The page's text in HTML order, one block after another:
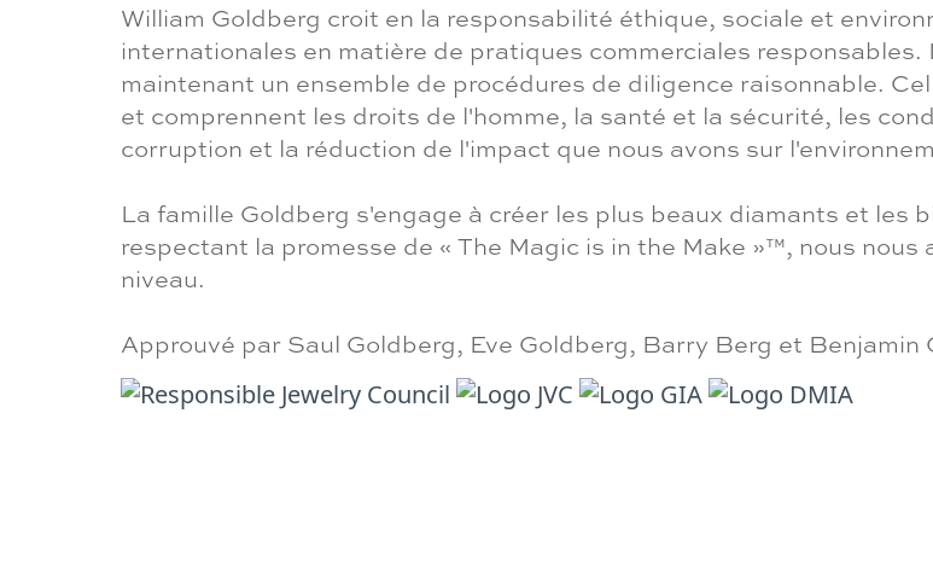
William Goldberg croit en la responsabilité éthique, sociale et
internationales en matière de pratiques commerciales
maintenant un ensemble de procédures de diligence raisonnable.
et comprennent les droits de l'homme, la santé et la sécurité, les
corruption et la réduction de l'impact que nous avons sur
La famille Goldberg s'engage à créer les plus beaux diamants et les
respectant la promesse de « The Magic is in the Make »™, nous
niveau.
Approuvé par Saul Goldberg, Eve Goldberg, Barry Berg et Benjamin